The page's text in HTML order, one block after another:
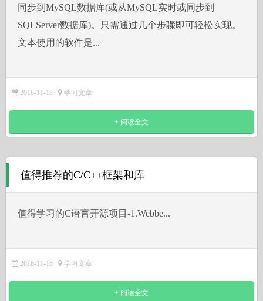
同步到MySQL数据库(或从MySQL实时或同步到
SQLServer数据库)。只需通过几个步骤即可轻松实现。
文本使用的软件是...
2016-11-18 学习文章
+ 阅读全文
值得推荐的C/C++框架和库
值得学习的C语言开源项目-1.Webbe...
2016-11-16 学习文章
+ 阅读全文